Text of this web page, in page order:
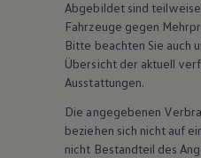
Abgebildet sind
Fahrzeuge gegen
Bitte beachten Sie auch
Übersicht der aktuell
Ausstattungen.
Die angegebenen
beziehen sich nicht auf
nicht Bestandteil des